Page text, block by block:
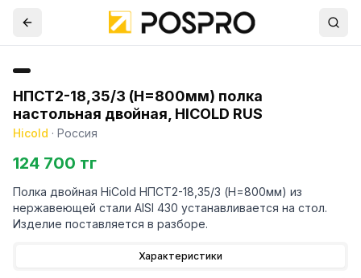
НПСТ2-18,35/3 (H=800мм) полка
настольная двойная, HICOLD RUS
Hicold · Россия
124 700 тг
Полка двойная HiCold НПСТ2-18,35/3 (H=800мм) из
нержавеющей стали AISI 430 устанавливается на стол.
Изделие поставляется в разборе.
Характеристики